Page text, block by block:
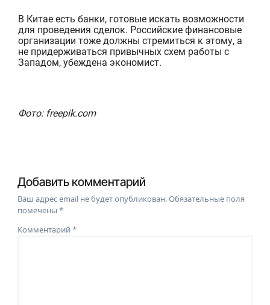
В Китае есть банки, готовые искать возможности
для проведения сделок. Российские финансовые
организации тоже должны стремиться к этому, а
не придерживаться привычных схем работы с
Западом, убеждена экономист.
Фото: freepik.com
Добавить комментарий
Ваш адрес email не будет опубликован.Обязательные поля
помечены*
Комментарий*